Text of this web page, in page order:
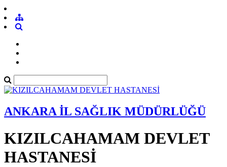
ANKARA İL SAĞLIK MÜDÜRLÜĞÜ
KIZILCAHAMAM DEVLET
HASTANESİ